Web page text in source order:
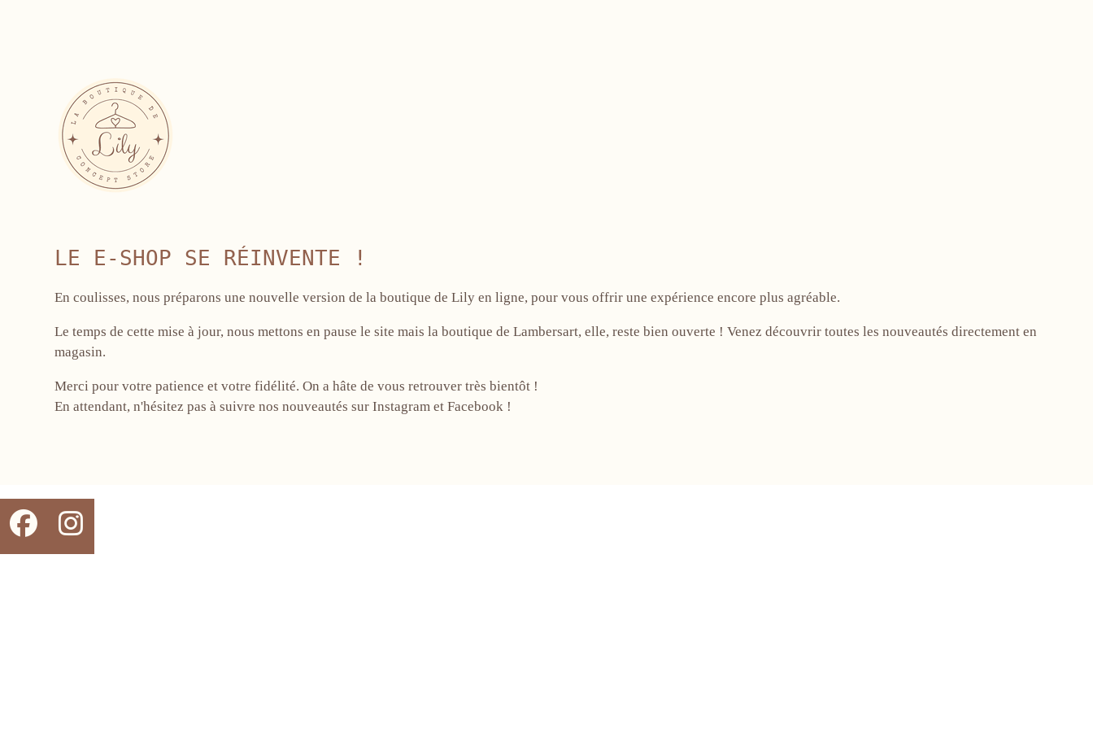
LE E-SHOP SE RÉINVENTE !
En coulisses, nous préparons une nouvelle version de la boutique de Lily en ligne, pour vous offrir une expérience encore plus agréable.
Le temps de cette mise à jour, nous mettons en pause le site mais la boutique de Lambersart, elle, reste bien ouverte ! Venez découvrir toutes les nouveautés directement en
magasin.
Merci pour votre patience et votre fidélité. On a hâte de vous retrouver très bientôt !
En attendant, n'hésitez pas à suivre nos nouveautés sur Instagram et Facebook !